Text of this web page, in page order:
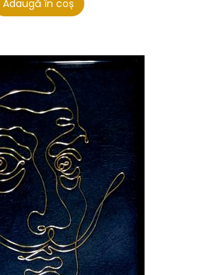
Adaugă în coș